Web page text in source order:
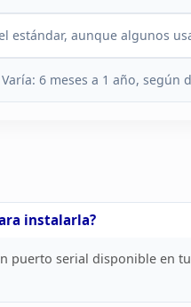
el estándar, aunque algunos
Varía: 6 meses a 1 año, según
instalarla?
puerto serial disponible en